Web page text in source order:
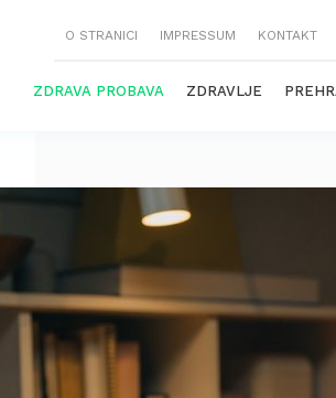
O STRANICI IMPRESSUM KONTAKT
ZDRAVA PROBAVA ZDRAVLJE